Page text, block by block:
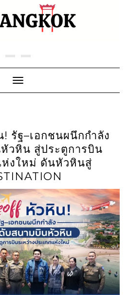
Toggle Navigation
รัฐ–เอกชนผนึกกำลัง
วหิน สู่ประตูการบิน
ห่งใหม่ ดันหัวหินสู่